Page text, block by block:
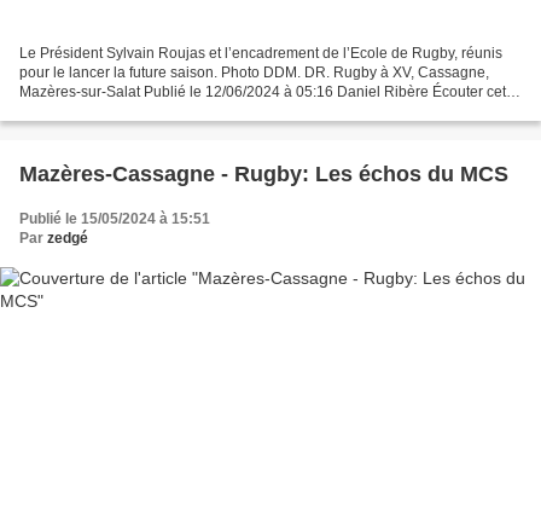
Le Président Sylvain Roujas et l’encadrement de l’Ecole de Rugby, réunis
pour le lancer la future saison. Photo DDM. DR. Rugby à XV, Cassagne,
Mazères-sur-Salat Publié le 12/06/2024 à 05:16 Daniel Ribère Écouter cet
Mazères-Cassagne - Rugby: Les échos du MCS
Publié le 15/05/2024 à 15:51
Par zedgé